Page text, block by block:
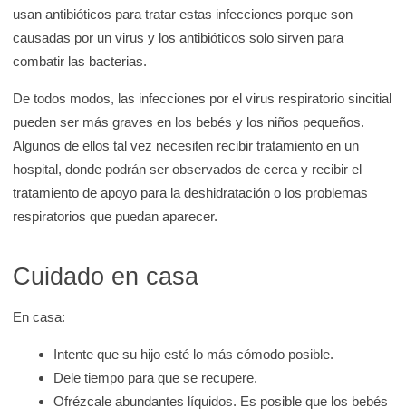
usan antibióticos para tratar estas infecciones porque son
causadas por un virus y los antibióticos solo sirven para
combatir las bacterias.
De todos modos, las infecciones por el virus respiratorio sincitial
pueden ser más graves en los bebés y los niños pequeños.
Algunos de ellos tal vez necesiten recibir tratamiento en un
hospital, donde podrán ser observados de cerca y recibir el
tratamiento de apoyo para la deshidratación o los problemas
respiratorios que puedan aparecer.
Cuidado en casa
En casa:
Intente que su hijo esté lo más cómodo posible.
Dele tiempo para que se recupere.
Ofrézcale abundantes líquidos. Es posible que los bebés